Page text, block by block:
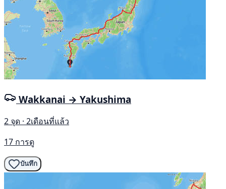
Wakkanai → Yakushima
2 จุด · 2เดือนที่แล้ว
17 การดู
บันทึก